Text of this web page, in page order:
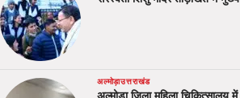
अल्मोड़ाउत्तराखंड